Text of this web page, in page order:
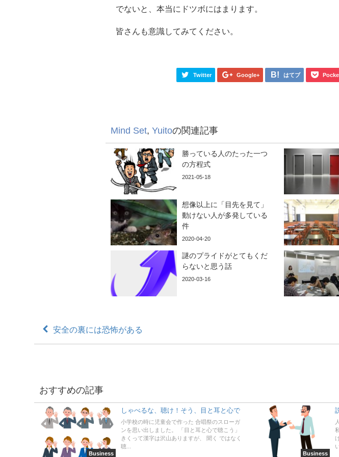
でないと、本当にドツボにはまります。
皆さんも意識してみてください。
Twitter Google+ はてブ
Mind Set,Yuitoの関連記事
勝っている人のたった一つ
の方程式
2021-05-18
想像以上に「目先を見て」
動けない人が多発している
件
2020-04-20
謎のプライドがとてもくだ
らないと思う話
2020-03-16
安全の裏には恐怖がある
おすすめの記事
Business
しゃべるな、聴け！そう、目と耳と心で
小学校の時に児童会で作った 合唱祭のスローガ
ンを思い出しました。 「目と耳と心で聴こう」
きくって漢字は沢山ありますが、 聞く ではなく
聴...
Business